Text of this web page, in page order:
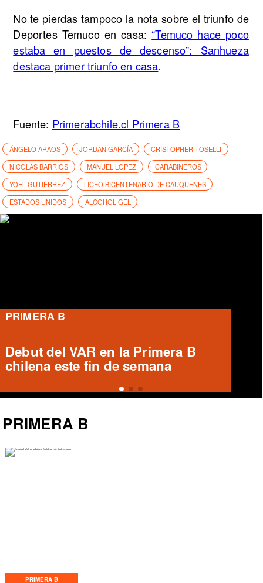
No te pierdas tampoco la nota sobre el triunfo de
Deportes Temuco en casa:“Temuco hace poco
estaba en puestos de descenso”: Sanhueza
destaca primer triunfo en casa.
Fuente: Primerabchile.cl Primera B
ÁNGELO ARAOS JORDAN GARCÍA
CRISTOPHER TOSELLI
NICOLAS BARRIOS
MANUEL LOPEZ
CARABINEROS
YOEL GUTIÉRREZ
LICEO BICENTENARIO DE CAUQUENES
ESTADOS UNIDOS
ALCOHOL GEL
PRIMERA B
PRIMERA B
Ronald Fuentes habla sobre caso
Enzo Riquelme y Ángelo Araos
PRIMERA B